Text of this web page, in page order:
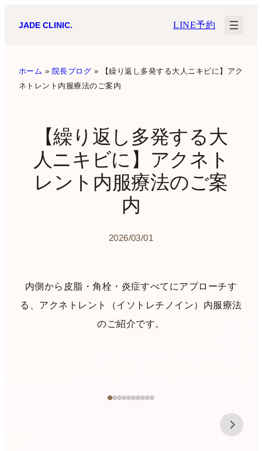
JADE CLINIC. LINE予約
ホーム » 院長ブログ »
【繰り返し多発する大人ニキビに】アク
ネトレント内服療法のご案内
【繰り返し多発する大
人ニキビに】アクネト
レント内服療法のご案
内
2026/03/01
内側から皮脂・角栓・炎症すべてにアプローチす
る、アクネトレント（イソトレチノイン）内服療法
のご紹介です。